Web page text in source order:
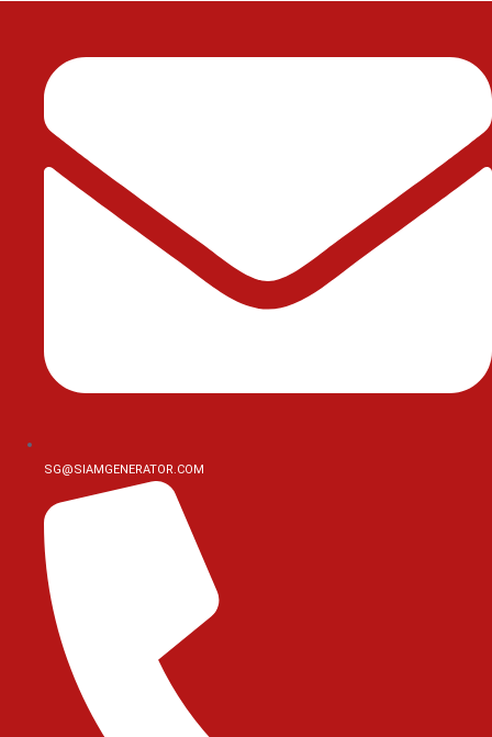
SG@SIAMGENERATOR.COM